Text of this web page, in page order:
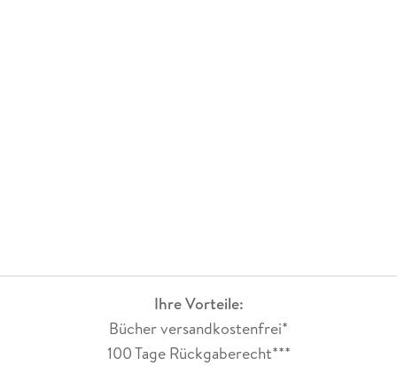
Ihre Vorteile:
Bücher versandkostenfrei*
100 Tage Rückgaberecht***